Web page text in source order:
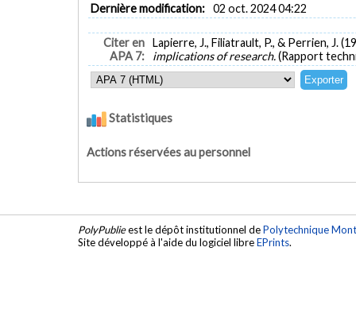
Dernière modification: 02 oct. 2024 04:22
Citer en
APA 7:
Lapierre, J., Filiatrault, P., & Perrien, J.
implications of research.(Rapport
Statistiques
Actions réservées au personnel
PolyPublieest le dépôt institutionnel dePolytechnique
Site développé à l'aide du logiciel libreEPrints.